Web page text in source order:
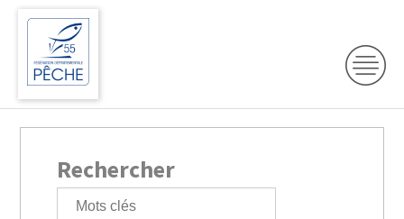
Rechercher